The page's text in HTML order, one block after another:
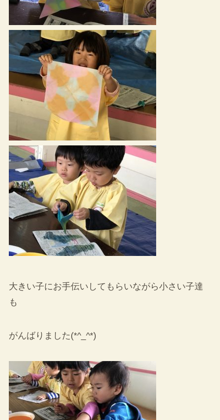
大きい子にお手伝いしてもらいながら小さい子達
も
がんばりました(*^_^*)